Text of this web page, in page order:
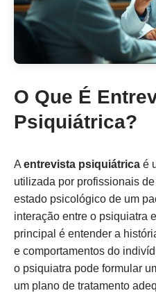
O Que É
Psiquiátrica?
A entrevista psiquiátrica é
utilizada por profissionais
estado psicológico de um
interação entre o psiquiatra
principal é entender a
e comportamentos do
o psiquiatra pode formular
um plano de tratamento